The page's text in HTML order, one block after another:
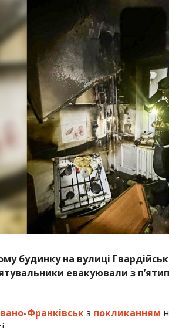
будинку на вулиці
евакуювали з
Франківськз покликанням